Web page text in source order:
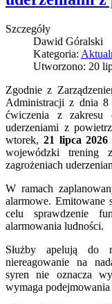
Szczegóły
Dawid Góralski
Kategoria:
Utworzono: 20
Zgodnie z
Administracji z dnia 8
ćwiczenia z zakresu
uderzeniami z
wtorek, 21 lipca 2026
wojewódzki trening
zagrożeniach
W ramach
alarmowe. Emitowane
celu sprawdzenie
alarmowania ludności.
Służby apelują do
niereagowanie na
syren nie oznacza
wymaga podejmowania